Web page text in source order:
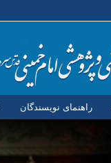
راهنمای نویسندگان